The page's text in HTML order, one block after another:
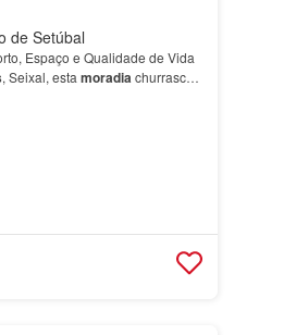
de Setúbal
Espaço e Qualidade de Vida
, Seixal, esta moradiachurrasco